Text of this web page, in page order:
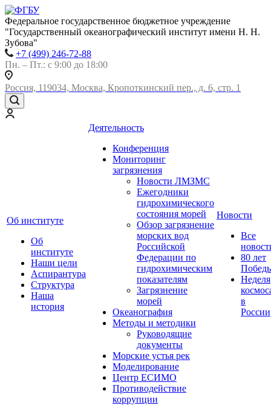
Федеральное государственное бюджетное учреждение
"Государственный океанографический институт имени Н. Н.
Зубова"
+7 (499) 246-72-88
Пн. – Пт.: с 9:00 до 18:00
Россия, 119034, Москва, Кропоткинский пер., д. 6, стр. 1
Об институте
Об
институте
Наши цели
Аспирантура
Структура
Наша
история
Деятельность
Конференция
Мониторинг
загрязнения
Новости ЛМЗМС
Ежегодники
гидрохимического
состояния морей
Обзор загрязнение
морских вод
Российской
Федерации по
гидрохимическим
показателям
Загрязнение
морей
Океанография
Методы и методики
Руководящие
документы
Морские устья рек
Моделирование
Центр ЕСИМО
Противодействие
коррупции
Новости
Все
80 лет
Неделя
в
России